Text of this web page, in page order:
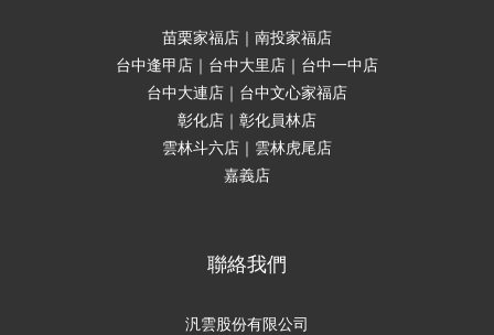
苗栗家福店｜南投家福店
台中逢甲店｜台中大里店｜台中一中店
台中大連店｜台中文心家福店
彰化店｜彰化員林店
雲林斗六店｜雲林虎尾店
嘉義店
聯絡我們
汎雲股份有限公司